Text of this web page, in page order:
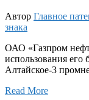
Автор Главное
знака
ОАО «Газпром
использования
Алтайское-3
Read More